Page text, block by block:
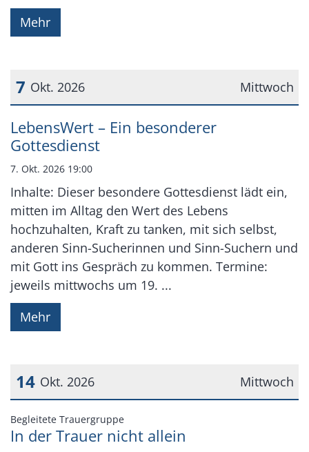
Mehr
Mittwoch
7 Okt. 2026
Datum: 7. Oktober 2026
LebensWert – Ein besonderer
Gottesdienst
7. Okt. 2026 19:00
Inhalte: Dieser besondere Gottesdienst lädt ein,
mitten im Alltag den Wert des Lebens
hochzuhalten, Kraft zu tanken, mit sich selbst,
anderen Sinn-Sucherinnen und Sinn-Suchern und
mit Gott ins Gespräch zu kommen. Termine:
jeweils mittwochs um 19. ...
Mehr
Mittwoch
14 Okt. 2026
Datum: 14. Oktober 2026
Begleitete Trauergruppe:
In der Trauer nicht allein